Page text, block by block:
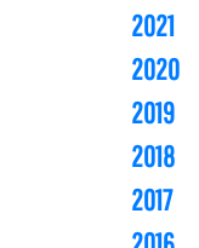
2021
2020
2019
2018
2017